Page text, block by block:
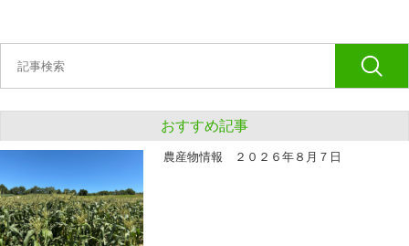
おすすめ記事
農産物情報 ２０２６年８月７日